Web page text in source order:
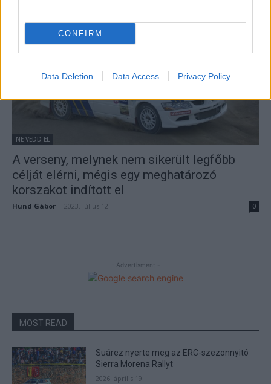
CONFIRM
Data Deletion Data Access Privacy Policy
NE VEDD EL
A verseny, melynek nem sikerült legfőbb
célját elérni, mégis egy meghatározó
korszakot indított el
Hund Gábor 2023. július 12. 0
- Advertisment -
MOST READ
Suárez nyerte meg az ERC-szezonnyitó
Sierra Morena Rallyt
2026. április 19.